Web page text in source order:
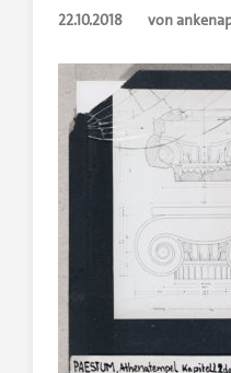
22.10.2018 von